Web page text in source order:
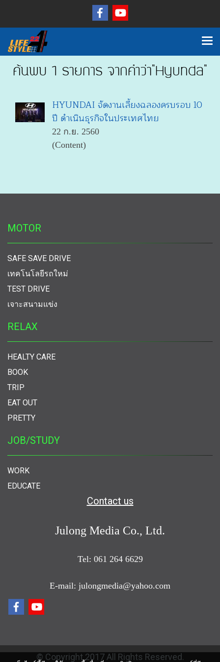
ค้นพบ 1 รายการ จากคำว่า"Hyunda"
HYUNDAI จัดงานเลี้ยงฉลองครบรอบ 10
ปี ดำเนินธุรกิจในประเทศไทย
22 ก.ย. 2560
(Content)
MOTOR
SAFE SAVE DRIVE
เทคโนโลยีรถใหม่
TEST DRIVE
เจาะสนามแข่ง
RELAX
HEALTY CARE
BOOK
TRIP
EAT OUT
PRETTY
JOB/STUDY
WORK
EDUCATE
Contact us
Julong Media Co., Ltd.
Tel: 061 264 6629
E-mail: julongmedia@yahoo.com
© Copyright 2017 All Rights Reserved.